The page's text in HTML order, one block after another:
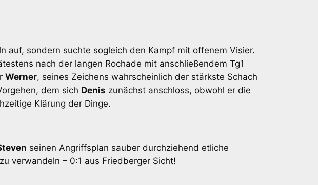
auf, sondern suchte sogleich den Kampf mit offenem Visier.
nach der langen Rochade mit anschließendem Tg1
Werner, seines Zeichens wahrscheinlich der stärkste Schach
dem sich Denis zunächst anschloss, obwohl er die
Klärung der Dinge.
seinen Angriffsplan sauber durchziehend etliche
verwandeln – 0:1 aus Friedberger Sicht!